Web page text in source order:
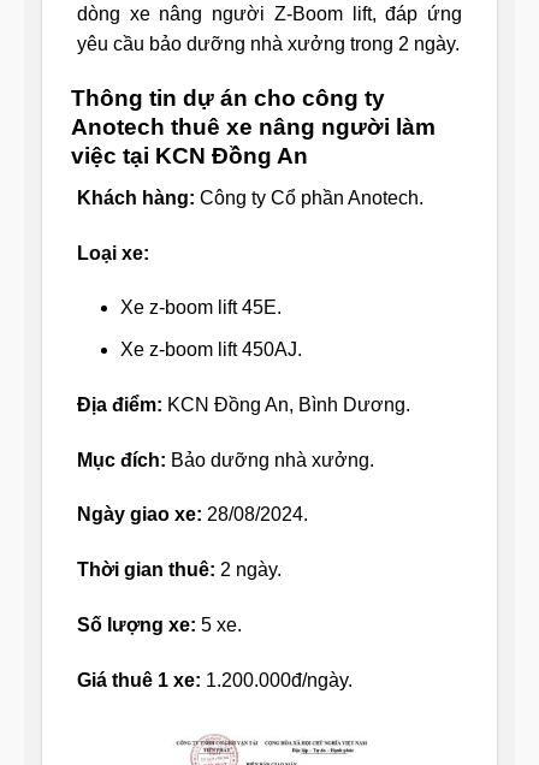
dòng xe nâng người Z-Boom lift, đáp ứng
yêu cầu bảo dưỡng nhà xưởng trong 2 ngày.
Thông tin dự án cho công ty
Anotech thuê xe nâng người làm
việc tại KCN Đồng An
Khách hàng: Công ty Cổ phần Anotech.
Loại xe:
Xe z-boom lift 45E.
Xe z-boom lift 450AJ.
Địa điểm: KCN Đồng An, Bình Dương.
Mục đích: Bảo dưỡng nhà xưởng.
Ngày giao xe: 28/08/2024.
Thời gian thuê: 2 ngày.
Số lượng xe: 5 xe.
Giá thuê 1 xe: 1.200.000đ/ngày.